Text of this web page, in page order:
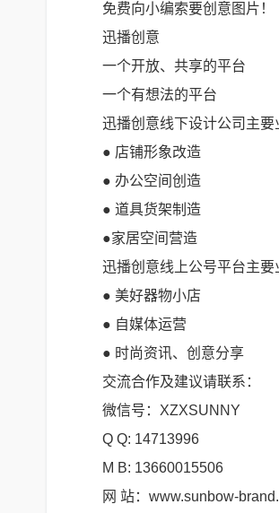
免费向小编索要创意图片！
迅播创意
一个开放、共享的平台
一个有想法的平台
迅播创意线下设计公司主要
● 店铺形象改造
● 办公空间创造
● 道具货架制造
●家居空间营造
迅播创意线上公号平台主要
● 美好器物小店
● 自媒体运营
● 时尚资讯、创意分享
交流合作及建议请联系：
微信号：XZXSUNNY
Q Q: 14713996
M B: 13660015506
网 站：www.sunbow-